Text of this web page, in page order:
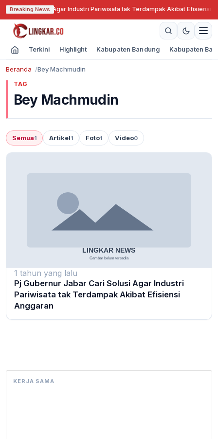
Breaking News
Cari Solusi Agar Industri Pariwisata tak Terdampak Akibat Efisiensi
Terkini Highlight Kabupaten Bandung Kabupaten
Beranda Bey Machmudin
TAG
Bey Machmudin
Semua1 Artikel1 Foto1 Video0
1 tahun yang lalu
Pj Gubernur Jabar Cari Solusi Agar Industri
Pariwisata tak Terdampak Akibat Efisiensi
Anggaran
KERJA SAMA